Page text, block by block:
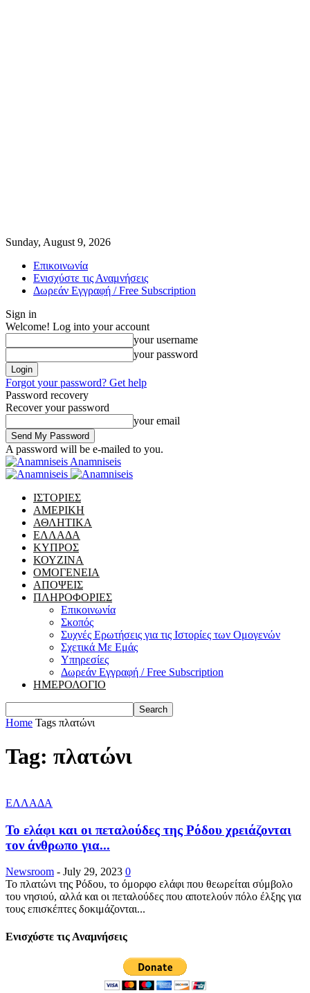
Sunday, August 9, 2026
Επικοινωνία
Ενισχύστε τις Αναμνήσεις
Δωρεάν Εγγραφή / Free Subscription
Sign in
Welcome! Log into your account
your username
your password
Forgot your password? Get help
Password recovery
Recover your password
your email
A password will be e-mailed to you.
Anamniseis
ΙΣΤΟΡΙΕΣ
ΑΜΕΡΙΚΗ
ΑΘΛΗΤΙΚΑ
ΕΛΛΑΔΑ
ΚΥΠΡΟΣ
ΚΟΥΖΙΝΑ
ΟΜΟΓΕΝΕΙΑ
ΑΠΟΨΕΙΣ
ΠΛΗΡΟΦΟΡΙΕΣ
Επικοινωνία
Σκοπός
Συχνές Ερωτήσεις για τις Ιστορίες των Ομογενών
Σχετικά Με Εμάς
Υπηρεσίες
Δωρεάν Εγγραφή / Free Subscription
ΗΜΕΡΟΛΟΓΙΟ
Home Tags πλατώνι
Tag: πλατώνι
ΕΛΛΑΔΑ
Το ελάφι και οι πεταλούδες της Ρόδου χρειάζονται
τον άνθρωπο για...
Newsroom - July 29, 2023 0
Το πλατώνι της Ρόδου, το όμορφο ελάφι που θεωρείται σύμβολο
του νησιού, αλλά και οι πεταλούδες που αποτελούν πόλο έλξης για
τους επισκέπτες δοκιμάζονται...
Ενισχύστε τις Αναμνήσεις